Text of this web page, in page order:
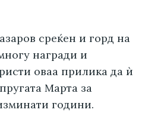
среќен и горд на
награди и
оваа прилика да ѝ
Марта за
години.